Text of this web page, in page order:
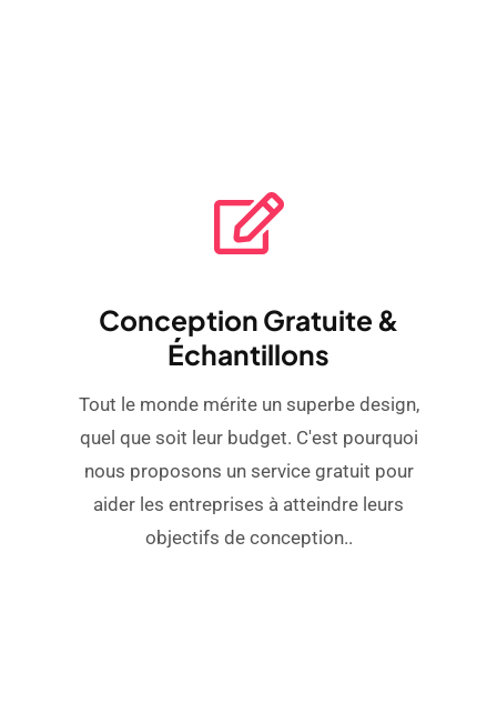
Conception Gratuite &
Échantillons
Tout le monde mérite un superbe design,
quel que soit leur budget. C'est pourquoi
nous proposons un service gratuit pour
aider les entreprises à atteindre leurs
objectifs de conception..